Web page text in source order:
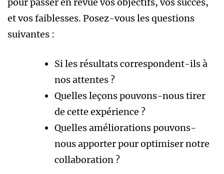
pour passer en revue vos objectifs, vos succès,
et vos faiblesses. Posez-vous les questions
suivantes :
Si les résultats correspondent-ils à
nos attentes ?
Quelles leçons pouvons-nous tirer
de cette expérience ?
Quelles améliorations pouvons-
nous apporter pour optimiser notre
collaboration ?